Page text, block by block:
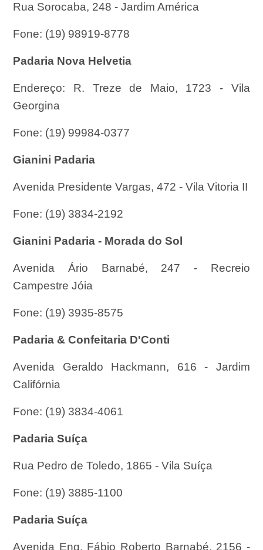
Rua Sorocaba, 248 - Jardim América
Fone: (19) 98919-8778
Padaria Nova Helvetia
Endereço: R. Treze de Maio, 1723 - Vila
Georgina
Fone: (19) 99984-0377
Gianini Padaria
Avenida Presidente Vargas, 472 - Vila Vitoria II
Fone: (19) 3834-2192
Gianini Padaria - Morada do Sol
Avenida Ário Barnabé, 247 - Recreio
Campestre Jóia
Fone: (19) 3935-8575
Padaria & Confeitaria D'Conti
Avenida Geraldo Hackmann, 616 - Jardim
Califórnia
Fone: (19) 3834-4061
Padaria Suíça
Rua Pedro de Toledo, 1865 - Vila Suíça
Fone: (19) 3885-1100
Padaria Suíça
Avenida Eng. Fábio Roberto Barnabé, 2156 -